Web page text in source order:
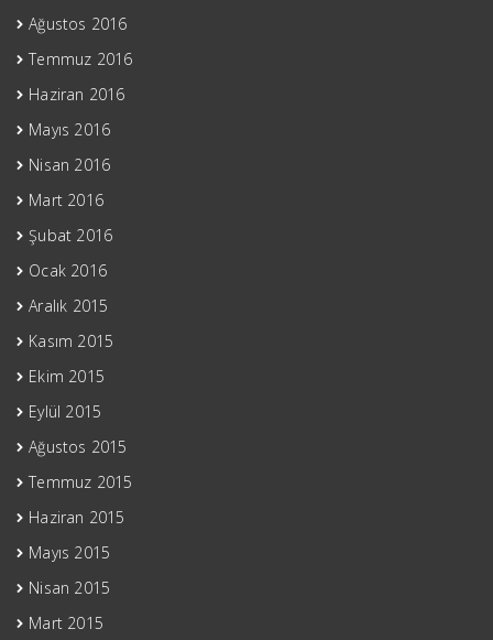
Ağustos 2016
Temmuz 2016
Haziran 2016
Mayıs 2016
Nisan 2016
Mart 2016
Şubat 2016
Ocak 2016
Aralık 2015
Kasım 2015
Ekim 2015
Eylül 2015
Ağustos 2015
Temmuz 2015
Haziran 2015
Mayıs 2015
Nisan 2015
Mart 2015